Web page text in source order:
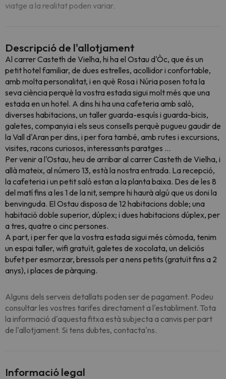
viatge a la realitat poden variar.
Descripció de l'allotjament
Al carrer Casteth de Vielha, hi ha el Ostau d'Òc, que és un
petit hotel familiar, de dues estrelles, acollidor i confortable,
amb molta personalitat, i en què Rosa i Núria posen tota la
seva ciència perquè la vostra estada sigui molt més que una
estada en un hotel. A dins hi ha una cafeteria amb saló,
diverses habitacions, un taller guarda-esquís i guarda-bicis,
galetes, companyia i els seus consells perquè pugueu gaudir de
la Vall d'Aran per dins, i per fora també, amb rutes i excursions,
visites, racons curiosos, interessants paratges ...
Per venir a l'Ostau, heu de arribar al carrer Casteth de Vielha, i
allà mateix, al número 13, està la nostra entrada. La recepció,
la cafeteria i un petit saló estan a la planta baixa. Des de les 8
del matí fins a les 1 de la nit, sempre hi haurà algú que us doni la
benvinguda. El Ostau disposa de 12 habitacions doble; una
habitació doble superior, dúplex; i dues habitacions dúplex, per
a tres, quatre o cinc persones.
A part, i per fer que la vostra estada sigui més còmoda, tenim
un espai taller, wifi gratuït, galetes de xocolata, un deliciós
bufet per esmorzar, bressols per a nens petits (gratuït fins a 2
anys), i places de pàrquing.
Alguns dels serveis detallats poden ser de pagament. Podeu
consultar les vostres tarifes directament a l'establiment. Tota
la informació d'aquesta fitxa està subjecta a canvis per part
de l'allotjament. Si tens dubtes, contacta'ns.
Informació legal